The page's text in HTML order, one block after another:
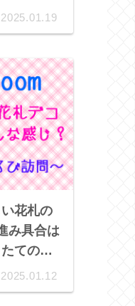
2025.01.19
花札の
み具合は
てのか
2025.01.12